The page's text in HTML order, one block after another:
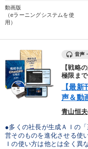
経営リーダーの考え方と
目的別
財務・数字力の向上
新事業・新商品づくり
業績を伸ばしたい
動画版
（eラーニングシステムを使
用）
音声
【戦略
極限まで
【最
声＆動
青山恒
●多くの社長が生成ＡＩの
営そのものを進化させる
Ｉの使い方は他とは全く異